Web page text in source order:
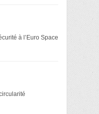
à l’Euro Space